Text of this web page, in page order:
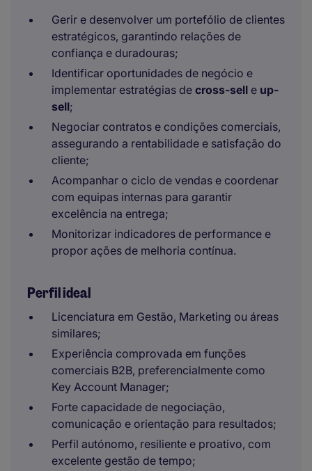
Gerir e desenvolver um portefólio de clientes
estratégicos, garantindo relações de
confiança e duradouras;
Identificar oportunidades de negócio e
implementar estratégias de cross-sell e up-
sell;
Negociar contratos e condições comerciais,
assegurando a rentabilidade e satisfação do
cliente;
Acompanhar o ciclo de vendas e coordenar
com equipas internas para garantir
excelência na entrega;
Monitorizar indicadores de performance e
propor ações de melhoria contínua.
Perfil ideal
Licenciatura em Gestão, Marketing ou áreas
similares;
Experiência comprovada em funções
comerciais B2B, preferencialmente como
Key Account Manager;
Forte capacidade de negociação,
comunicação e orientação para resultados;
Perfil autónomo, resiliente e proativo, com
excelente gestão de tempo;